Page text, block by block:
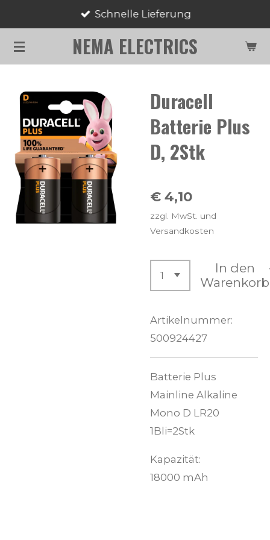
Hauptinhalt
springen
NEMA ELECTRICS
Schnelle Lieferung
Duracell
Batterie Plus
D, 2Stk
€ 4,10
zzgl. MwSt. und
Versandkosten
In den
Warenkorb
Artikelnummer:
500924427
Batterie Plus
Mainline Alkaline
Mono D LR20
1Bli=2Stk
Kapazität:
18000 mAh